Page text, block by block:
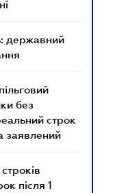
державний
без
строк
заявлений
після 1